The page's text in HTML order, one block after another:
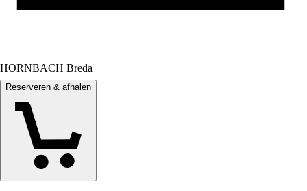
HORNBACH Breda
Reserveren & afhalen